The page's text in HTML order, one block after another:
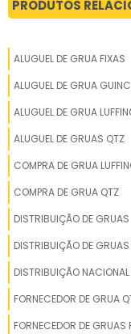
PRODUTOS
ALUGUEL DE GRUA FIXAS
ALUGUEL DE GRUA
ALUGUEL DE GRUA
ALUGUEL DE GRUAS QTZ
COMPRA DE GRUA
COMPRA DE GRUA QTZ
DISTRIBUIÇÃO DE GRUAS
DISTRIBUIÇÃO DE
DISTRIBUIÇÃO
FORNECEDOR DE GRUA
FORNECEDOR DE GRUAS